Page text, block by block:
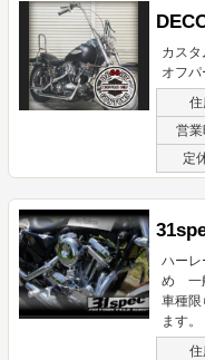
カス
オフパ
住
営業
定
ハーレ
め 一
車種
ます。
住